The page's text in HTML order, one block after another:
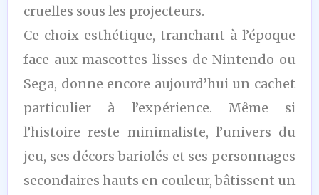
cruelles sous les projecteurs.
Ce choix esthétique, tranchant à l’époque
face aux mascottes lisses de Nintendo ou
Sega, donne encore aujourd’hui un cachet
particulier à l’expérience. Même si
l’histoire reste minimaliste, l’univers du
jeu, ses décors bariolés et ses personnages
secondaires hauts en couleur, bâtissent un